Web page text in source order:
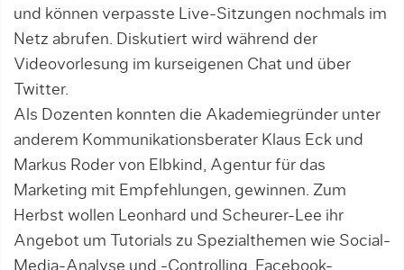
und können verpasste Live-Sitzungen nochmals im
Netz abrufen. Diskutiert wird während der
Videovorlesung im kurseigenen Chat und über
Twitter.
Als Dozenten konnten die Akade­mie­gründer unter
anderem Kommuni­kationsberater Klaus Eck und
Markus Roder von Elbkind, Agentur für das
Marketing mit Empfehlungen, gewinnen. Zum
Herbst wollen Leonhard und Scheurer-Lee ihr
Angebot um Tutorials zu Spezialthemen wie Social-
Media-Analyse und -Controlling, Facebook-